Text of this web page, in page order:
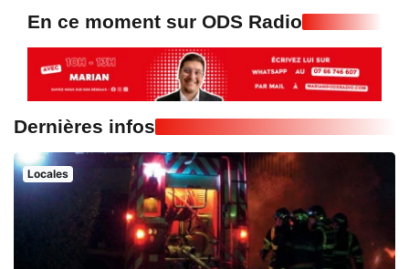
En ce moment sur ODS Radio
Dernières infos
Locales